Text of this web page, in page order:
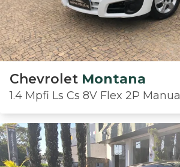
Chevrolet Montana
1.4 Mpfi Ls Cs 8V Flex 2P Manual